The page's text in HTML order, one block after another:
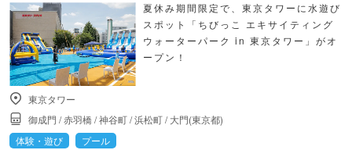
夏休み期間限定で、東京タワーに水遊び
スポット「ちびっこ エキサイティング
ウォーターパーク in 東京タワー」がオ
ープン！
東京タワー
御成門 /赤羽橋/神谷町/浜松町/大門(東京都)
体験・遊び
プール